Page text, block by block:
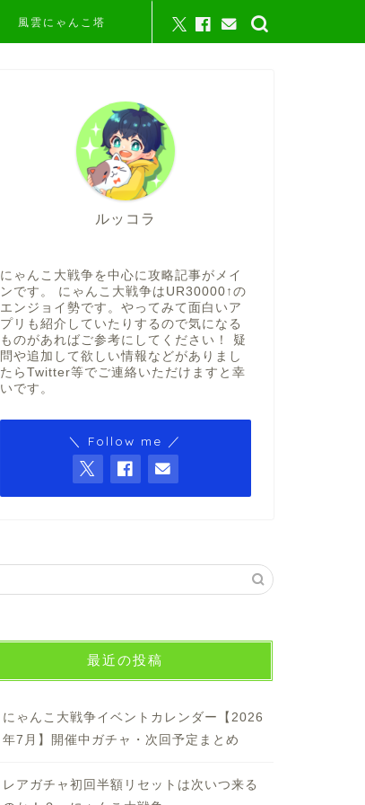
風雲にゃんこ塔
ルッコラ
にゃんこ大戦争を中心に攻略記事がメイ
ンです。 にゃんこ大戦争はUR30000↑の
エンジョイ勢です。やってみて面白いア
プリも紹介していたりするので気になる
ものがあればご参考にしてください！ 疑
問や追加して欲しい情報などがありまし
たらTwitter等でご連絡いただけますと幸
いです。
＼ Follow me ／
最近の投稿
にゃんこ大戦争イベントカレンダー【2026
年7月】開催中ガチャ・次回予定まとめ
レアガチャ初回半額リセットは次いつ来る